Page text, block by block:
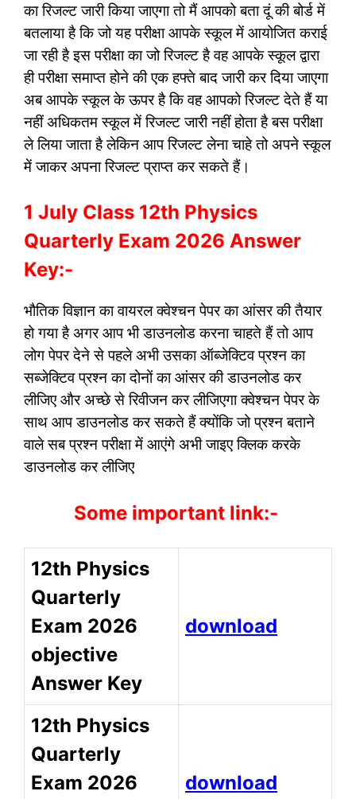
का रिजल्ट जारी किया जाएगा तो मैं आपको बता दूं की बोर्ड में
बतलाया है कि जो यह परीक्षा आपके स्कूल में आयोजित कराई
जा रही है इस परीक्षा का जो रिजल्ट है वह आपके स्कूल द्वारा
ही परीक्षा समाप्त होने की एक हफ्ते बाद जारी कर दिया जाएगा
अब आपके स्कूल के ऊपर है कि वह आपको रिजल्ट देते हैं या
नहीं अधिकतम स्कूल में रिजल्ट जारी नहीं होता है बस परीक्षा
ले लिया जाता है लेकिन आप रिजल्ट लेना चाहे तो अपने स्कूल
में जाकर अपना रिजल्ट प्राप्त कर सकते हैं।
1 July Class 12th Physics
Quarterly Exam 2026 Answer
Key:-
भौतिक विज्ञान का वायरल क्वेश्चन पेपर का आंसर की तैयार
हो गया है अगर आप भी डाउनलोड करना चाहते हैं तो आप
लोग पेपर देने से पहले अभी उसका ऑब्जेक्टिव प्रश्न का
सब्जेक्टिव प्रश्न का दोनों का आंसर की डाउनलोड कर
लीजिए और अच्छे से रिवीजन कर लीजिएगा क्वेश्चन पेपर के
साथ आप डाउनलोड कर सकते हैं क्योंकि जो प्रश्न बताने
वाले सब प्रश्न परीक्षा में आएंगे अभी जाइए क्लिक करके
डाउनलोड कर लीजिए
Some important link:-
12th Physics
Quarterly
Exam 2026
objective
Answer Key
download
12th Physics
Quarterly
Exam 2026
download